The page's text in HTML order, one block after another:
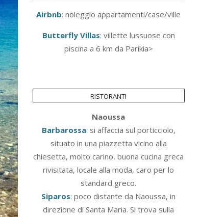
Airbnb: noleggio appartamenti/case/ville
Butterfly Villas: villette lussuose con
piscina a 6 km da Parikia>
ristoranti
Naoussa
Barbarossa: si affaccia sul porticciolo,
situato in una piazzetta vicino alla
chiesetta, molto carino, buona cucina greca
rivisitata, locale alla moda, caro per lo
standard greco.
Siparos: poco distante da Naoussa, in
direzione di Santa Maria. Si trova sulla